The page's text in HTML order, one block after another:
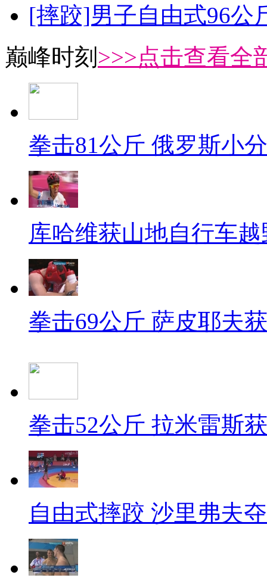
[摔跤]男子自由式96公
巅峰时刻 >>>点击查看全
拳击81公斤 俄罗斯小
库哈维获山地自行车
拳击69公斤 萨皮耶夫
拳击52公斤 拉米雷斯
自由式摔跤 沙里弗夫